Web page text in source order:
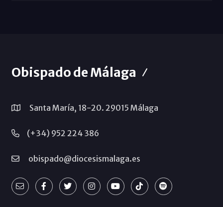
Obispado de Málaga
Santa María, 18-20. 29015 Málaga
(+34) 952 224 386
obispado@diocesismalaga.es